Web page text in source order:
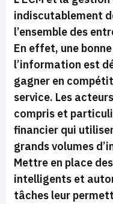
indiscutablement
l’ensemble des
En effet, une
l’information est
gagner en
service. Les
compris et
financier qui
grands volumes
Mettre en place
intelligents et
tâches leur